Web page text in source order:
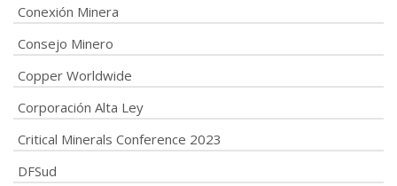
Conexión Minera
Consejo Minero
Copper Worldwide
Corporación Alta Ley
Critical Minerals Conference 2023
DFSud